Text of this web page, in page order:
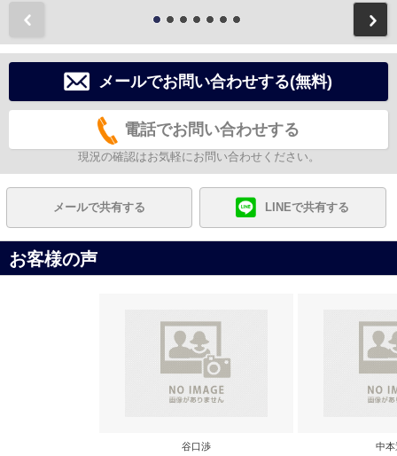
メールでお問い合わせする(無料)
電話でお問い合わせする
現況の確認はお気軽にお問い合わせください。
メールで共有する LINEで共有する
お客様の声
谷口渉 中本